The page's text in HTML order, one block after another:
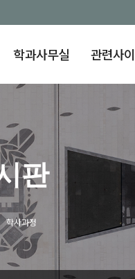
학과사무실 관련사
판
학사과정